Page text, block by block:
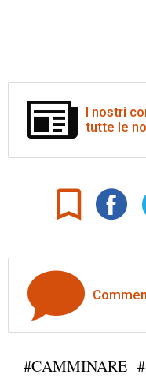
I nostri
tutte le
#CAMMINARE